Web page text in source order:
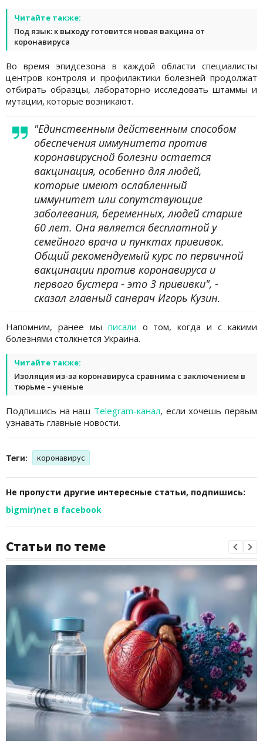
Читайте также:
Под язык: к выходу готовится новая вакцина от
коронавируса
Во время эпидсезона в каждой области специалисты
центров контроля и профилактики болезней продолжат
отбирать образцы, лабораторно исследовать штаммы и
мутации, которые возникают.
"Единственным действенным способом
обеспечения иммунитета против
коронавирусной болезни остается
вакцинация, особенно для людей,
которые имеют ослабленный
иммунитет или сопутствующие
заболевания, беременных, людей старше
60 лет. Она является бесплатной у
семейного врача и пунктах прививок.
Общий рекомендуемый курс по первичной
вакцинации против коронавируса и
первого бустера - это 3 прививки", -
сказал главный санврач Игорь Кузин.
Напомним, ранее мы писали о том, когда и с какими
болезнями столкнется Украина.
Читайте также:
Изоляция из-за коронавируса сравнима с заключением в
тюрьме – ученые
Подпишись на наш Telegram-канал, если хочешь первым
узнавать главные новости.
Теги: коронавирус
Не пропусти другие интересные статьи, подпишись:
bigmir)net в facebook
Статьи по теме